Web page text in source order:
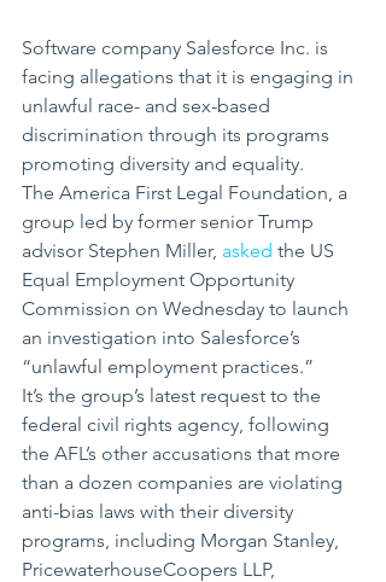
Software company Salesforce Inc. is
facing allegations that it is engaging in
unlawful race- and sex-based
discrimination through its programs
promoting diversity and equality.
The America First Legal Foundation, a
group led by former senior Trump
advisor Stephen Miller, asked the US
Equal Employment Opportunity
Commission on Wednesday to launch
an investigation into Salesforce’s
“unlawful employment practices.”
It’s the group’s latest request to the
federal civil rights agency, following
the AFL’s other accusations that more
than a dozen companies are violating
anti-bias laws with their diversity
programs, including Morgan Stanley,
PricewaterhouseCoopers LLP,